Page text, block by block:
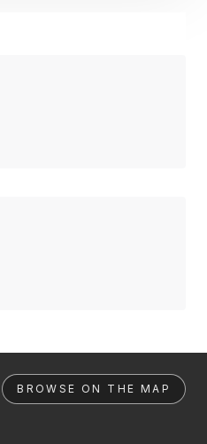
BROWSE ON THE MAP